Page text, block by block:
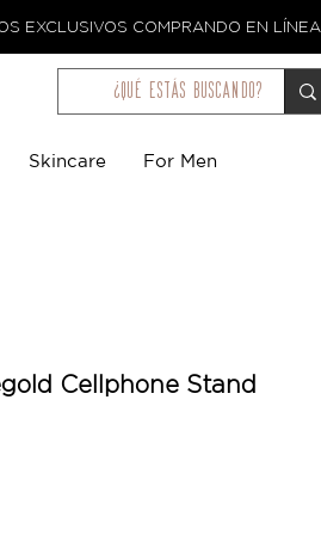
EXCLUSIVOS COMPRANDO EN LÍNEA.
¿qué estás buscando?
Skincare For Men
Cellphone Stand